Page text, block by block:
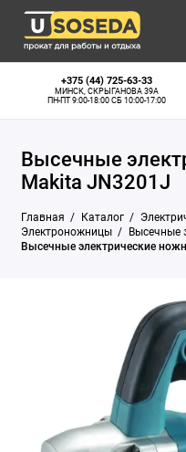
+375 (44) 725-63-33
МИНСК, СКРЫГАНОВА 39А
ПН-ПТ 9:00-18:00 СБ 10:00-17:00
Высечные
Makita JN3201J
Главная Каталог
Электроножницы
Высечные
Высечные электрические
Минск, Скрыганова 39А:
Нет в наличии
Минск, Асаналиева 25: Нет в наличии